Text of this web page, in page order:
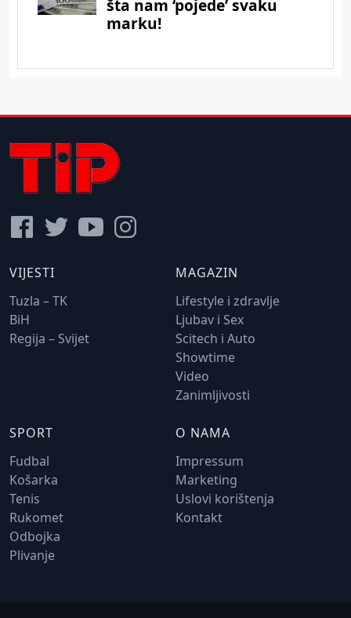
VIJESTI
Tuzla – TK
BiH
Regija – Svijet
MAGAZIN
Lifestyle i zdravlje
Ljubav i Sex
Scitech i Auto
Showtime
Video
Zanimljivosti
SPORT
Fudbal
Košarka
Tenis
Rukomet
Odbojka
Plivanje
O NAMA
Impressum
Marketing
Uslovi korištenja
Kontakt